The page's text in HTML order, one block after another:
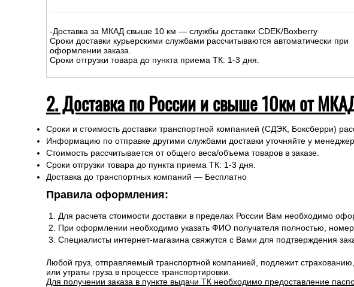
-Доставка за МКАД свыше 10 км — службы доставки CDEK/Boxberry
Сроки доставки курьерскими службами рассчитываются автоматически при
оформлении заказа.
Сроки отгрузки товара до пункта приема ТК: 1-3 дня.
2. Доставка по России и свыше 10км от
Сроки и стоимость доставки транспортной компанией (СДЭК, Боксберри)
Информацию по отправке другими службами доставки уточняйте у
Стоимость рассчитывается от общего веса/объема товаров в заказе.
Сроки отгрузки товара до пункта приема ТК: 1-3 дня.
Доставка до транспортных компаний — Бесплатно
Правила оформления:
Для расчета стоимости доставки в пределах России Вам необходимо
При оформлении необходимо указать ФИО получателя полностью,
Специалисты интернет-магазина свяжутся с Вами для подтверждения
Любой груз, отправляемый транспортной компанией, подлежит
или утраты груза в процессе транспортировки.
Для получении заказа в пункте выдачи ТК необходимо предоставление